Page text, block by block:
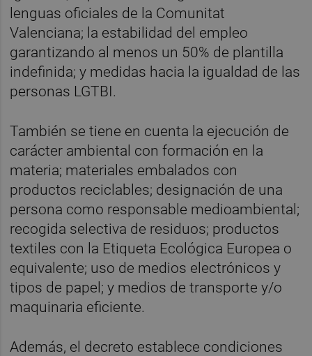
lenguas oficiales de la Comunitat
Valenciana; la estabilidad del empleo
garantizando al menos un 50% de plantilla
indefinida; y medidas hacia la igualdad de las
personas LGTBI.
También se tiene en cuenta la ejecución de
carácter ambiental con formación en la
materia; materiales embalados con
productos reciclables; designación de una
persona como responsable medioambiental;
recogida selectiva de residuos; productos
textiles con la Etiqueta Ecológica Europea o
equivalente; uso de medios electrónicos y
tipos de papel; y medios de transporte y/o
maquinaria eficiente.
Además, el decreto establece condiciones